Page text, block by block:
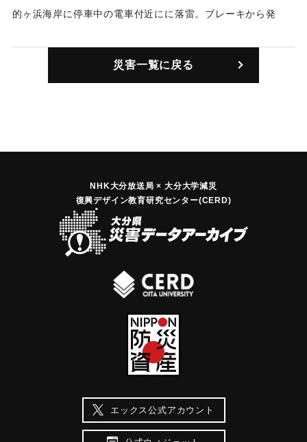
的ヶ浜海岸に停車中の電車付近にに落雷。ブレーキから発
の男性、別府市の20代の女性、10代の男性3名画顔面、手首
災害一覧に戻る
NHK大分放送局 × 大分大学減災
復興デザイン教育研究センター(CERD)
エックス公式アカウント